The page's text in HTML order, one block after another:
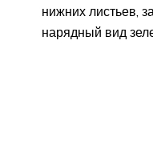
нижних листьев,
нарядный вид